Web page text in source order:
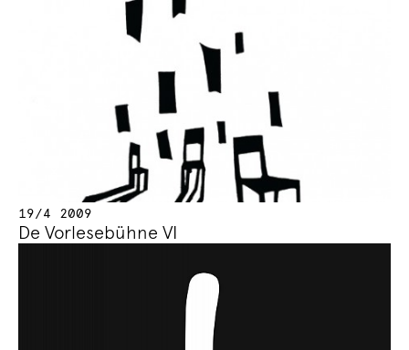
19/4 2009
De Vorlesebühne VI